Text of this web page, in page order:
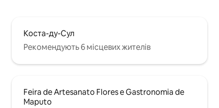
Коста-ду-Сул
Рекомендують 6 місцевих жителів
Feira de Artesanato Flores e Gastronomia de
Maputo